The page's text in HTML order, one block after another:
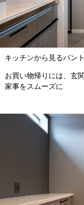
キッチンから見るパン
お買い物帰りには、玄
家事をスムーズに